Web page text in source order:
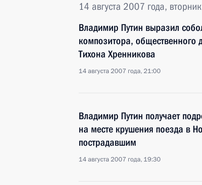
14 августа 2007 года, вторник
Владимир Путин выразил
композитора, общественного
Тихона Хренникова
14 августа 2007 года, 21:00
Владимир Путин получает
на месте крушения поезда в
пострадавшим
14 августа 2007 года, 19:30